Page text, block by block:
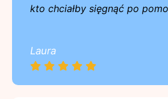
kto chciałby sięgnąć po
Laura